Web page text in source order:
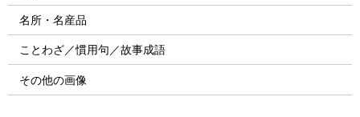
名所・名産品
ことわざ／慣用句／故事成語
その他の画像